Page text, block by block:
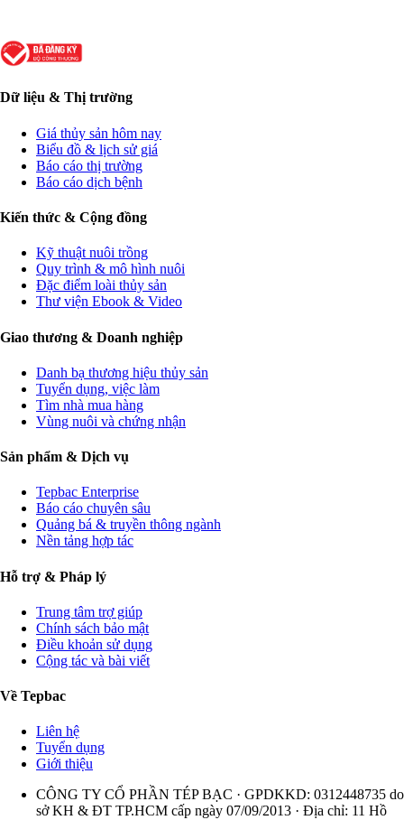
Dữ liệu & Thị trường
Giá thủy sản hôm nay
Biểu đồ & lịch sử giá
Báo cáo thị trường
Báo cáo dịch bệnh
Kiến thức & Cộng đồng
Kỹ thuật nuôi trồng
Quy trình & mô hình nuôi
Đặc điểm loài thủy sản
Thư viện Ebook & Video
Giao thương & Doanh nghiệp
Danh bạ thương hiệu thủy sản
Tuyển dụng, việc làm
Tìm nhà mua hàng
Vùng nuôi và chứng nhận
Sản phẩm & Dịch vụ
Tepbac Enterprise
Báo cáo chuyên sâu
Quảng bá & truyền thông ngành
Nền tảng hợp tác
Hỗ trợ & Pháp lý
Trung tâm trợ giúp
Chính sách bảo mật
Điều khoản sử dụng
Cộng tác và bài viết
Về Tepbac
Liên hệ
Tuyển dụng
Giới thiệu
CÔNG TY CỔ PHẦN TÉP BẠC · GPDKKD: 0312448735 do
sở KH & ĐT TP.HCM cấp ngày 07/09/2013 · Địa chỉ: 11 Hồ